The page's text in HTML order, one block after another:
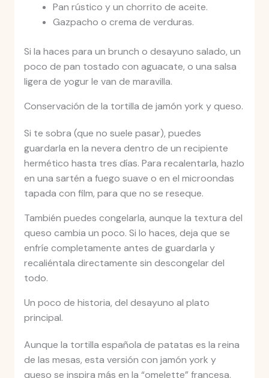
Pan rústico y un chorrito de aceite.
Gazpacho o crema de verduras.
Si la haces para un brunch o desayuno salado, un
poco de pan tostado con aguacate, o una salsa
ligera de yogur le van de maravilla.
Conservación de la tortilla de jamón york y queso.
Si te sobra (que no suele pasar), puedes
guardarla en la nevera dentro de un recipiente
hermético hasta tres días. Para recalentarla, hazlo
en una sartén a fuego suave o en el microondas
tapada con film, para que no se reseque.
También puedes congelarla, aunque la textura del
queso cambia un poco. Si lo haces, deja que se
enfríe completamente antes de guardarla y
recaliéntala directamente sin descongelar del
todo.
Un poco de historia, del desayuno al plato
principal.
Aunque la tortilla española de patatas es la reina
de las mesas, esta versión con jamón york y
queso se inspira más en la “omelette” francesa.